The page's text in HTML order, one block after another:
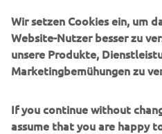
UNTERNEHMEN
B2B
MEHR YAMAHA
Wir setzen Cookies ein, um
Website-Nutzer besser zu
unsere Produkte,
Marketingbemühungen zu
If you continue without
assume that you are happy